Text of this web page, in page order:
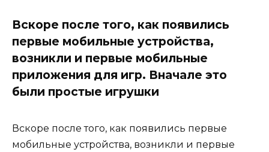
Вскоре после того, как появились
первые мобильные устройства,
возникли и первые мобильные
приложения для игр. Вначале это
были простые игрушки
Вскоре после того, как появились первые
мобильные устройства, возникли и первые